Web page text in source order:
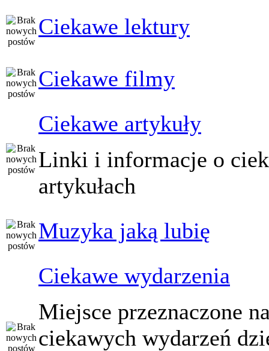
Ciekawe lektury
Ciekawe filmy
Ciekawe artykuły
Linki i informacje o
artykułach
Muzyka jaką lubię
Ciekawe wydarzenia
Miejsce przeznaczone
ciekawych wydarzeń